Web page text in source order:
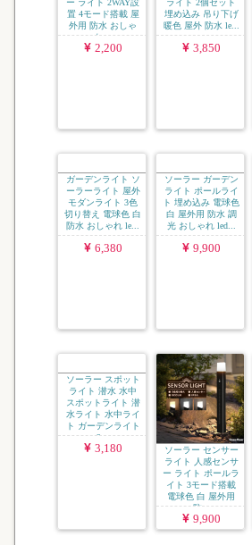
ソーラー センサー
ガーデンライト ソ
ガーデンライト ソ
ソーラー ガーデン
ソーラー スポット
ソーラー センサー
ライト 人感センサ
ー ライト ポールラ
イト 3モード搭載
電球色 白 屋外用
防...
9,900